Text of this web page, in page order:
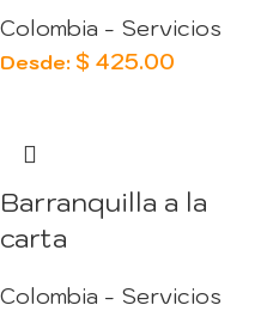
Colombia - Servicios
Desde: $ 425.00
Barranquilla a la
carta
Colombia - Servicios